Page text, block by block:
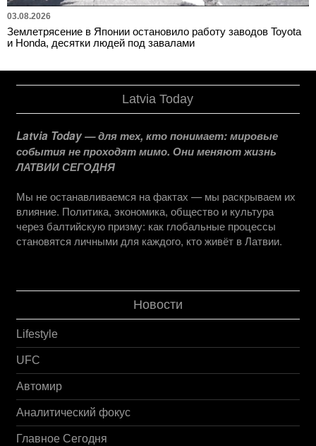
03.08.2026
Землетрясение в Японии остановило работу заводов Toyota
и Honda, десятки людей под завалами
Latvia Today
Latvia Today — для тех, кто понимает: мировые
события не проходят мимо. Они меняют жизнь
ЛАТВИИ СЕГОДНЯ
Мы не останавливаемся на фактах — мы раскрываем их
влияние. Политика, экономика, общество и культура
через балтийскую призму: как глобальные процессы
становятся личными для каждого, кто живёт в Латвии.
Новости
Lifestyle
UFC
Автомир
Аналитический фокус
Главное Сегодня